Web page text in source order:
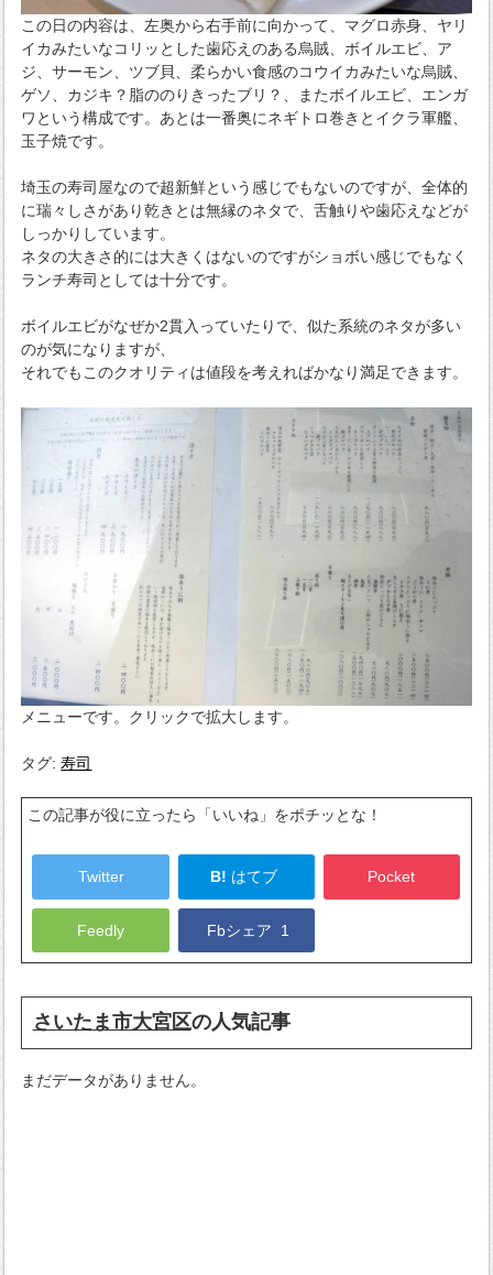
この日の内容は、左奥から右手前に向かって、マグロ赤身、ヤリ
イカみたいなコリッとした歯応えのある烏賊、ボイルエビ、ア
ジ、サーモン、ツブ貝、柔らかい食感のコウイカみたいな烏賊、
ゲソ、カジキ？脂ののりきったブリ？、またボイルエビ、エンガ
ワという構成です。あとは一番奥にネギトロ巻きとイクラ軍艦、
玉子焼です。
埼玉の寿司屋なので超新鮮という感じでもないのですが、全体的
に瑞々しさがあり乾きとは無縁のネタで、舌触りや歯応えなどが
しっかりしています。
ネタの大きさ的には大きくはないのですがショボい感じでもなく
ランチ寿司としては十分です。
ボイルエビがなぜか2貫入っていたりで、似た系統のネタが多い
のが気になりますが、
それでもこのクオリティは値段を考えればかなり満足できます。
メニューです。クリックで拡大します。
タグ:寿司
この記事が役に立ったら「いいね」をポチッとな！
Twitter B! はてブ Pocket
Feedly Fbシェア 1
さいたま市大宮区の人気記事
まだデータがありません。